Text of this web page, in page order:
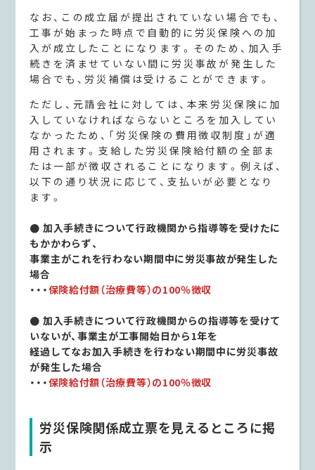
なお、この成立届が提出されていない場合でも、
工事が始まった時点で自動的に労災保険への加
入が成立したことになります。そのため、加入手
続きを済ませていない間に労災事故が発生した
場合でも、労災補償は受けることができます。
ただし、元請会社に対しては、本来労災保険に加
入していなければならないところを加入してい
なかったため、「労災保険の費用徴収制度」が適
用されます。支給した労災保険給付額の全部ま
たは一部が徴収されることになります。例えば、
以下の通り状況に応じて、支払いが必要となり
ます。
● 加入手続きについて行政機関から指導等を受けたに
もかかわらず、
事業主がこれを行わない期間中に労災事故が発生した
場合
・・・保険給付額（治療費等）の100％徴収
● 加入手続きについて行政機関からの指導等を受けて
いないが、事業主が工事開始日から1年を
経過してなお加入手続きを行わない期間中に労災事故
が発生した場合
・・・保険給付額（治療費等）の100％徴収
労災保険関係成立票を見えるところに掲
示